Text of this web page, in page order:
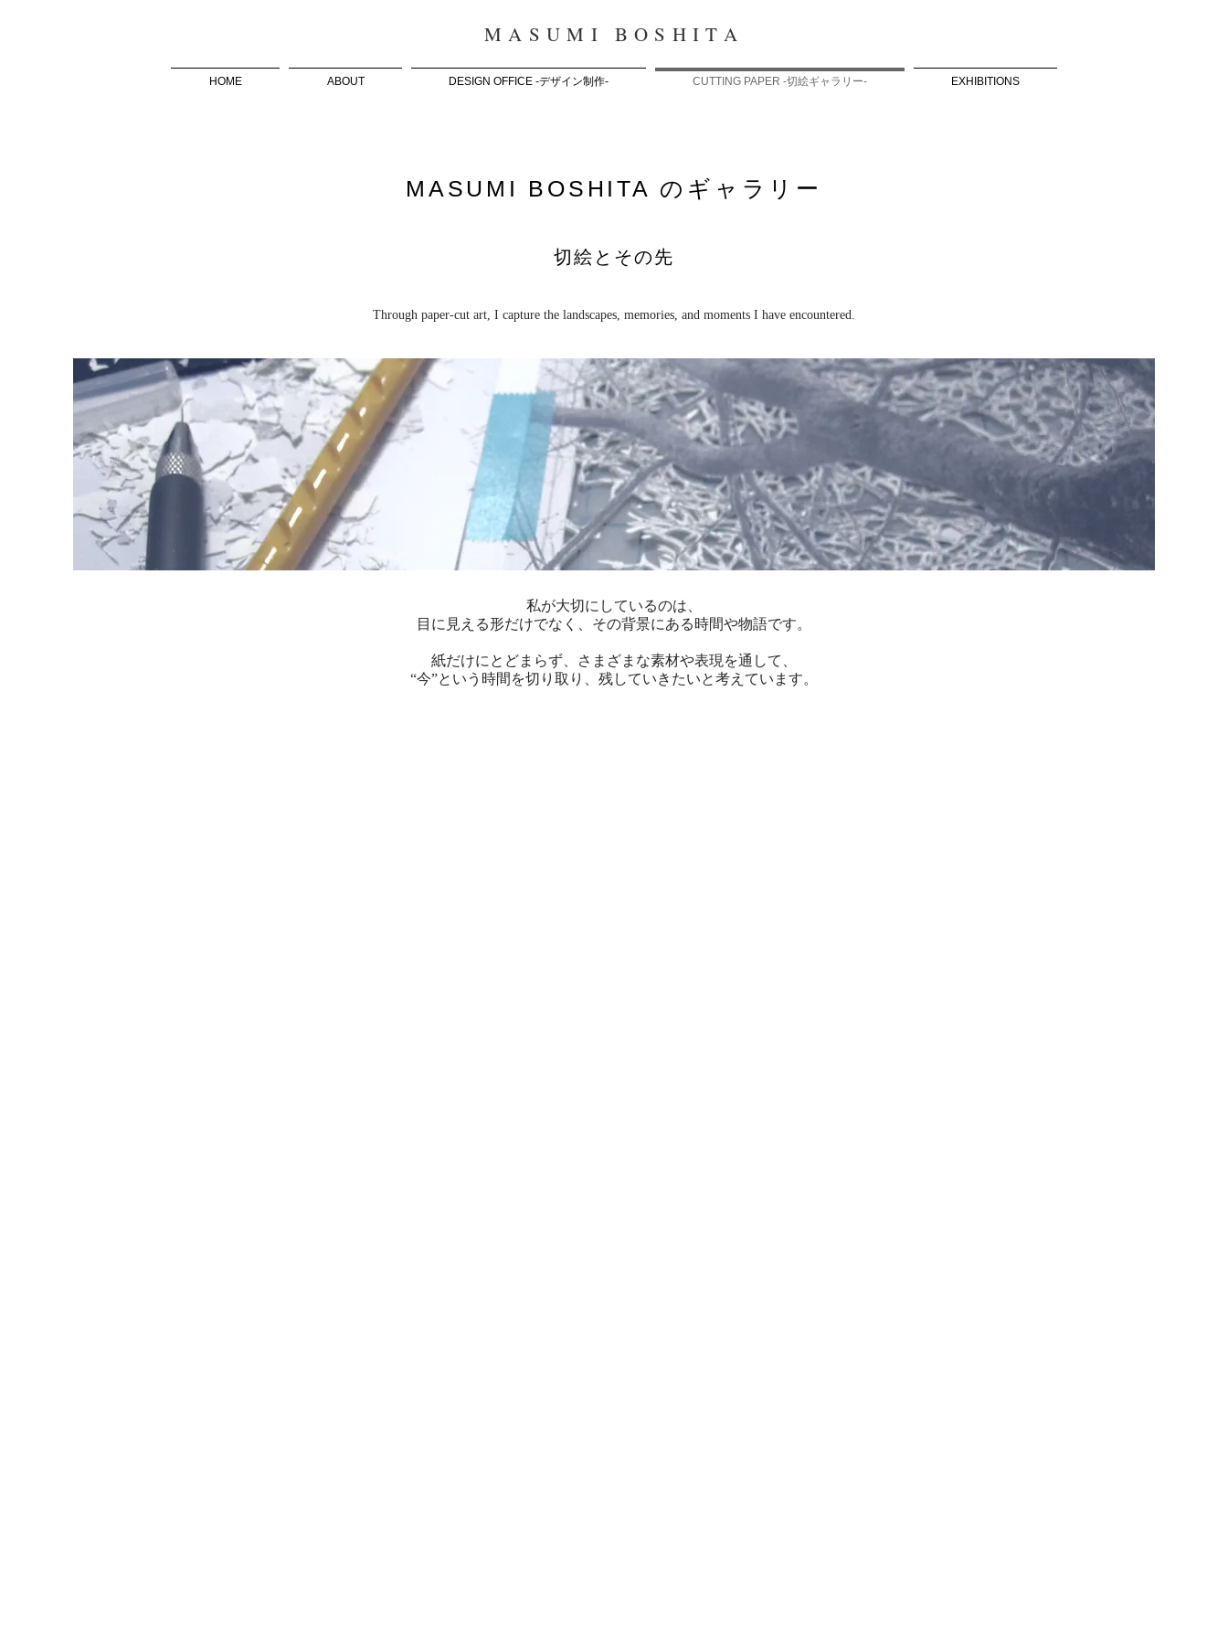
MASUMI BOSHITA
HOME ABOUT DESIGN OFFICE -デザイン制作- CUTTING PAPER -切絵ギャラリー- EXHIBITIONS
MASUMI BOSHITA のギャラリー
切絵とその先
Through paper-cut art, I capture the landscapes, memories, and moments I have encountered.
私が大切にしているのは、
目に見える形だけでなく、その背景にある時間や物語です。
紙だけにとどまらず、さまざまな素材や表現を通して、
“今”という時間を切り取り、残していきたいと考えています。